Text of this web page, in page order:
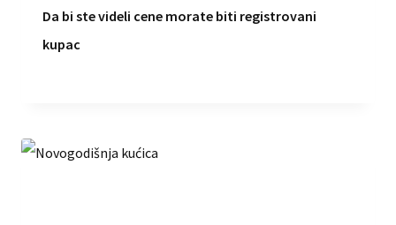
Da bi ste videli cene morate biti registrovani
kupac